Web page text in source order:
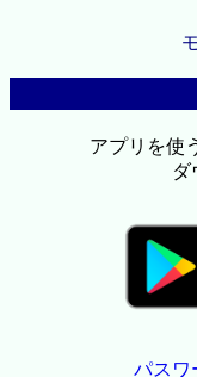
アプリを使
ダ
パスワ